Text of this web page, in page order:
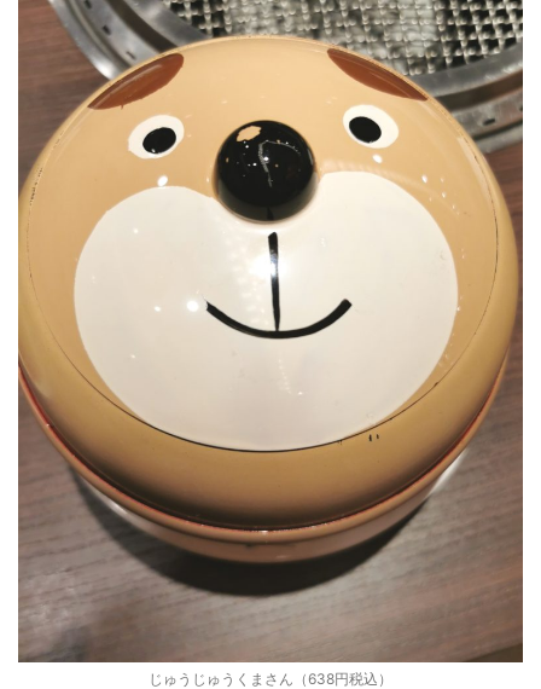
じゅうじゅうくまさん（638円税込）